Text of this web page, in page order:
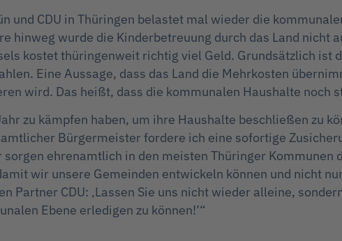
und CDU in Thüringen belastet mal wieder die
hinweg wurde die Kinderbetreuung durch das Land nicht
kostet thüringenweit richtig viel Geld. Grundsätzlich ist
Eine Aussage, dass das Land die Mehrkosten
wird. Das heißt, dass die kommunalen Haushalte noch
zu kämpfen haben, um ihre Haushalte beschließen zu
Bürgermeister fordere ich eine sofortige
ehrenamtlich in den meisten Thüringer
wir unsere Gemeinden entwickeln können und nicht
Partner CDU: ‚Lassen Sie uns nicht wieder alleine,
Ebene erledigen zu können!’“